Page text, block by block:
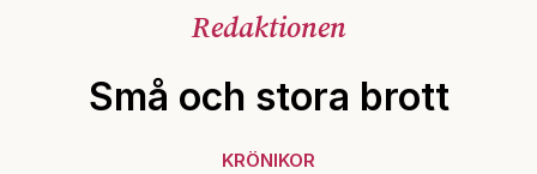
Redaktionen
Små och stora brott
KRÖNIKOR